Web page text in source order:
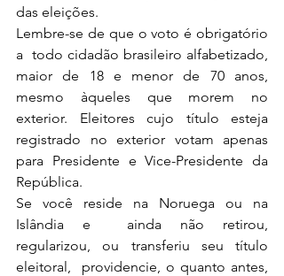
das eleições.
Lembre-se de que o voto é obrigatório
a  todo cidadão brasileiro alfabetizado,
maior de 18 e menor de 70 anos,
mesmo àqueles que morem no
exterior. Eleitores cujo título esteja
registrado no exterior votam apenas
para Presidente e Vice-Presidente da
República.
Se você reside na Noruega ou na
Islândia e  ainda não retirou,
regularizou, ou transferiu seu título
eleitoral,  providencie, o quanto antes,